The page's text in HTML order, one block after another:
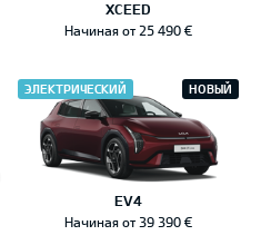
XCEED
Начиная от 25 490 €
EV4
НОВЫЙ
ЭЛЕКТРИЧЕСКИЙ
Начиная от 39 390 €